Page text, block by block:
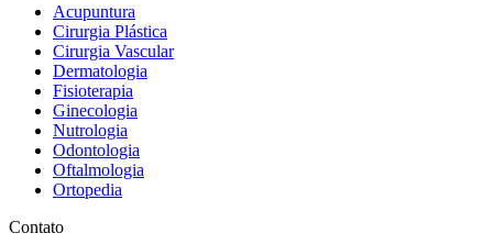
Acupuntura
Cirurgia Plástica
Cirurgia Vascular
Dermatologia
Fisioterapia
Ginecologia
Nutrologia
Odontologia
Oftalmologia
Ortopedia
Contato